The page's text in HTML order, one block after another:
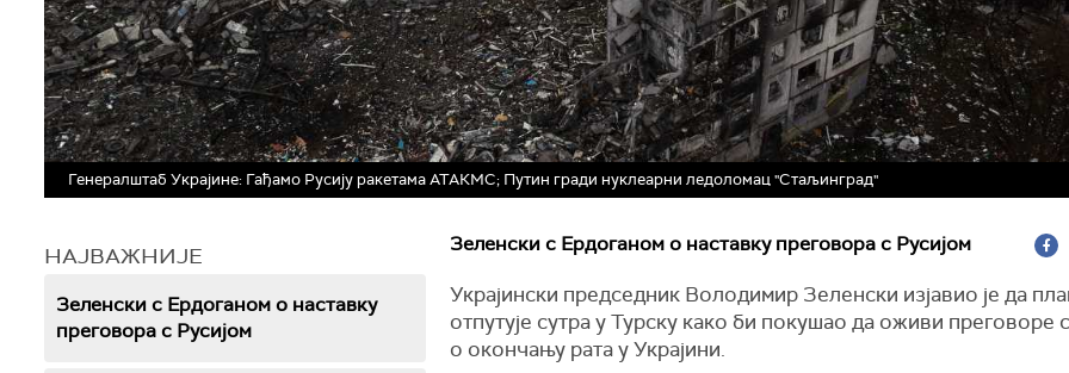
Генералштаб Украјине: Гађамо Русију ракетама АТАКМС; Путин гради нуклеарни ледоломац "Стаљинград"
НАЈВАЖНИЈЕ
Зеленски с Ердоганом о наставку
преговора с Русијом
Зеленски с Ердоганом о наставку преговора с Русијом
Украјински председник Володимир Зеленски изјавио је да
отпутује сутра у Турску како би покушао да оживи преговоре
о окончању рата у Украјини.